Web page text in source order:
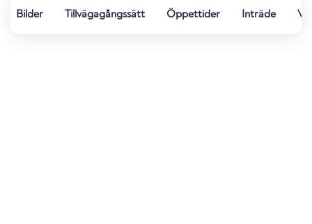
Bilder Tillvägagångssätt Öppettider Inträde